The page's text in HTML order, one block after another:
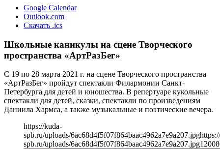
Google Calendar
Outlook.com
Скачать .ics
Школьные каникулы на сцене Творческого
пространства «АртРазБег»
С 19 по 28 марта 2021 г. на сцене Творческого пространства
«АртРазБег» пройдут спектакли Филармонии Санкт-
Петербурга для детей и юношества. В репертуаре кукольные
спектакли для детей, сказки, спектакли по произведениям
Даниила Хармса, а также музыкальные и поэтические вечера.
https://kuda-
spb.ru/uploads/6ac68d4f5f07f864baac4962a7e9a207.jpg
spb.ru/uploads/6ac68d4f5f07f864baac4962a7e9a207.jpg1200